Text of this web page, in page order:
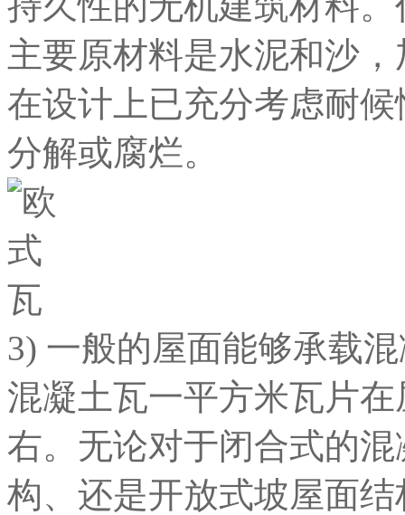
主要原材料是水泥和沙
在设计上已充分考虑耐
分解或腐烂。
3) 一般的屋面能够承载
混凝土瓦一平方米瓦片
右。无论对于闭合式的
构、还是开放式坡屋面